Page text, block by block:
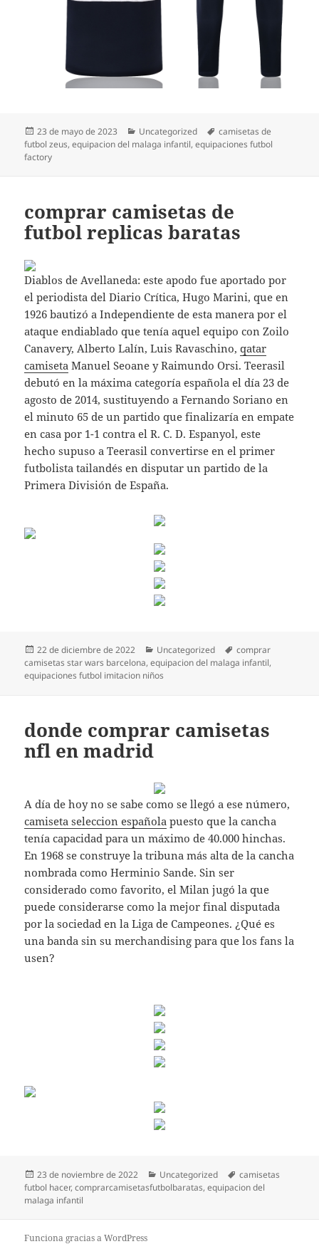
Publicado
el
23 de mayo de 2023 Categorías
Uncategorized Etiquetas
camisetas de
futbol zeus,equipacion del malaga infantil,equipaciones futbol
factory
comprar camisetas de
futbol replicas baratas
Diablos de Avellaneda: este apodo fue aportado por
el periodista del Diario Crítica, Hugo Marini, que en
1926 bautizó a Independiente de esta manera por el
ataque endiablado que tenía aquel equipo con Zoilo
Canavery, Alberto Lalín, Luis Ravaschino,qatar
camiseta Manuel Seoane y Raimundo Orsi. Teerasil
debutó en la máxima categoría española el día 23 de
agosto de 2014, sustituyendo a Fernando Soriano en
el minuto 65 de un partido que finalizaría en empate
en casa por 1-1 contra el R. C. D. Espanyol, este
hecho supuso a Teerasil convertirse en el primer
futbolista tailandés en disputar un partido de la
Primera División de España.
Publicado
el
22 de diciembre de 2022 Categorías
Uncategorized Etiquetas
comprar
camisetas star wars barcelona,equipacion del malaga infantil,
equipaciones futbol imitacion niños
donde comprar camisetas
nfl en madrid
A día de hoy no se sabe como se llegó a ese número,
camiseta seleccion española puesto que la cancha
tenía capacidad para un máximo de 40.000 hinchas.
En 1968 se construye la tribuna más alta de la cancha
nombrada como Herminio Sande. Sin ser
considerado como favorito, el Milan jugó la que
puede considerarse como la mejor final disputada
por la sociedad en la Liga de Campeones. ¿Qué es
una banda sin su merchandising para que los fans la
usen?
Publicado
el
23 de noviembre de 2022 Categorías
Uncategorized Etiquetas
camisetas
futbol hacer,comprarcamisetasfutbolbaratas,equipacion del
malaga infantil
Funciona gracias a WordPress